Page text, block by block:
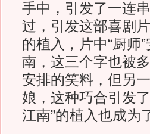
手中，引发了一连
过，引发这部喜剧
的植入，片中“厨师
南，这三个字也被
安排的笑料，但另
娘，这种巧合引发
江南”的植入也成为